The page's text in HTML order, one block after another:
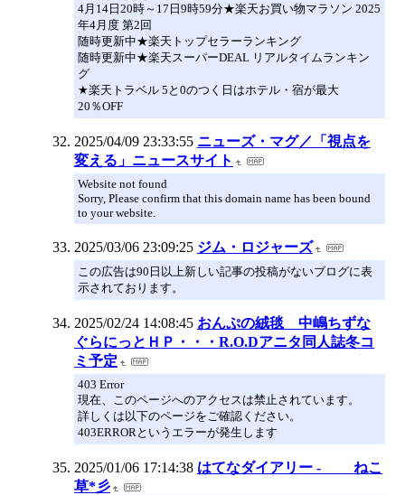
4月14日20時～17日9時59分★楽天お買い物マラソン 2025
年4月度 第2回
随時更新中★楽天トップセラーランキング
随時更新中★楽天スーパーDEAL リアルタイムランキン
グ
★楽天トラベル 5と0のつく日はホテル・宿が最大
20％OFF
2025/04/09 23:33:55 ニューズ・マグ／「視点を
変える」ニュースサイト
Website not found
Sorry, Please confirm that this domain name has been bound
to your website.
2025/03/06 23:09:25 ジム・ロジャーズ
この広告は90日以上新しい記事の投稿がないブログに表
示されております。
2025/02/24 14:08:45 おんぷの絨毯 中嶋ちずな
ぐらにっとＨＰ・・・R.O.Dアニタ同人誌冬コ
ミ予定
403 Error
現在、このページへのアクセスは禁止されています。
詳しくは以下のページをご確認ください。
403ERRORというエラーが発生します
2025/01/06 17:14:38 はてなダイアリー - ねこ
草*彡